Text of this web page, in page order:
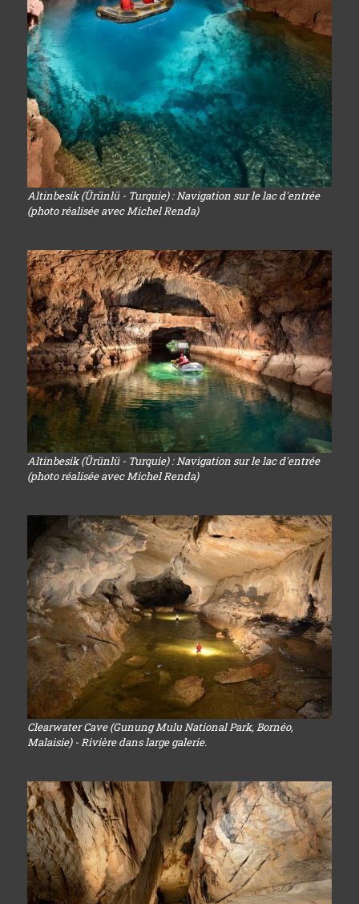
Altinbesik (Ürünlü - Turquie) : Navigation sur le lac d'entrée
(photo réalisée avec Michel Renda)
Altinbesik (Ürünlü - Turquie) : Navigation sur le lac d'entrée
(photo réalisée avec Michel Renda)
Clearwater Cave (Gunung Mulu National Park, Bornéo,
Malaisie) - Rivière dans large galerie.